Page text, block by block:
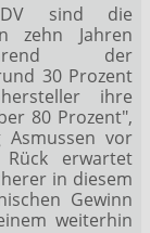
sind die
zehn Jahren
der
30 Prozent
ihre
80 Prozent",
Asmussen vor
erwartet
in diesem
Gewinn
weiterhin